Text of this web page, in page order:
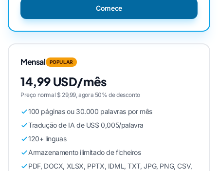
Comece
Mensal POPULAR
14,99 USD/mês
Preço normal $ 29,99, agora 50% de desconto
100 páginas ou 30.000 palavras por mês
Tradução de IA de US$ 0,005/palavra
120+ línguas
Armazenamento ilimitado de ficheiros
PDF, DOCX, XLSX, PPTX, IDML, TXT, JPG, PNG, CSV,